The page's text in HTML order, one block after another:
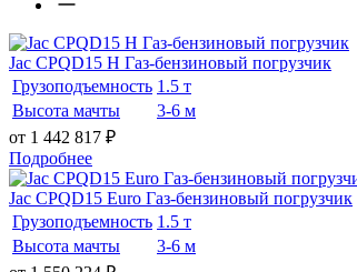
Jac CPQD15 H Газ-бензиновый погрузчик
Грузоподъемность 1.5 т
Высота мачты
3-6 м
от 1 442 817 ₽
Подробнее
Jac CPQD15 Euro Газ-бензиновый погрузчик
Грузоподъемность 1.5 т
Высота мачты
3-6 м